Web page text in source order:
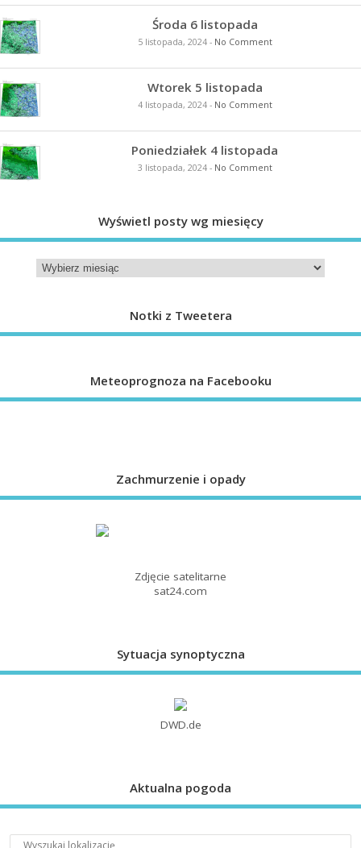
Środa 6 listopada
5 listopada, 2024- No Comment
Wtorek 5 listopada
4 listopada, 2024- No Comment
Poniedziałek 4 listopada
3 listopada, 2024- No Comment
Wyświetl posty wg miesięcy
Notki z Tweetera
Meteoprognoza na Facebooku
Zachmurzenie i opady
Zdjęcie satelitarne
sat24.com
Sytuacja synoptyczna
DWD.de
Aktualna pogoda